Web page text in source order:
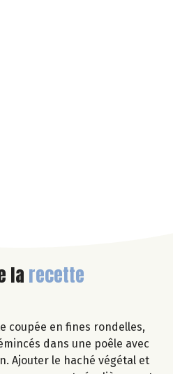
larecette
coupée en fines rondelles,
dans une poêle avec
Ajouter le haché végétal et